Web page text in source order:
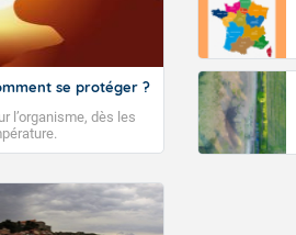
se protéger ?
l’organisme, dès les